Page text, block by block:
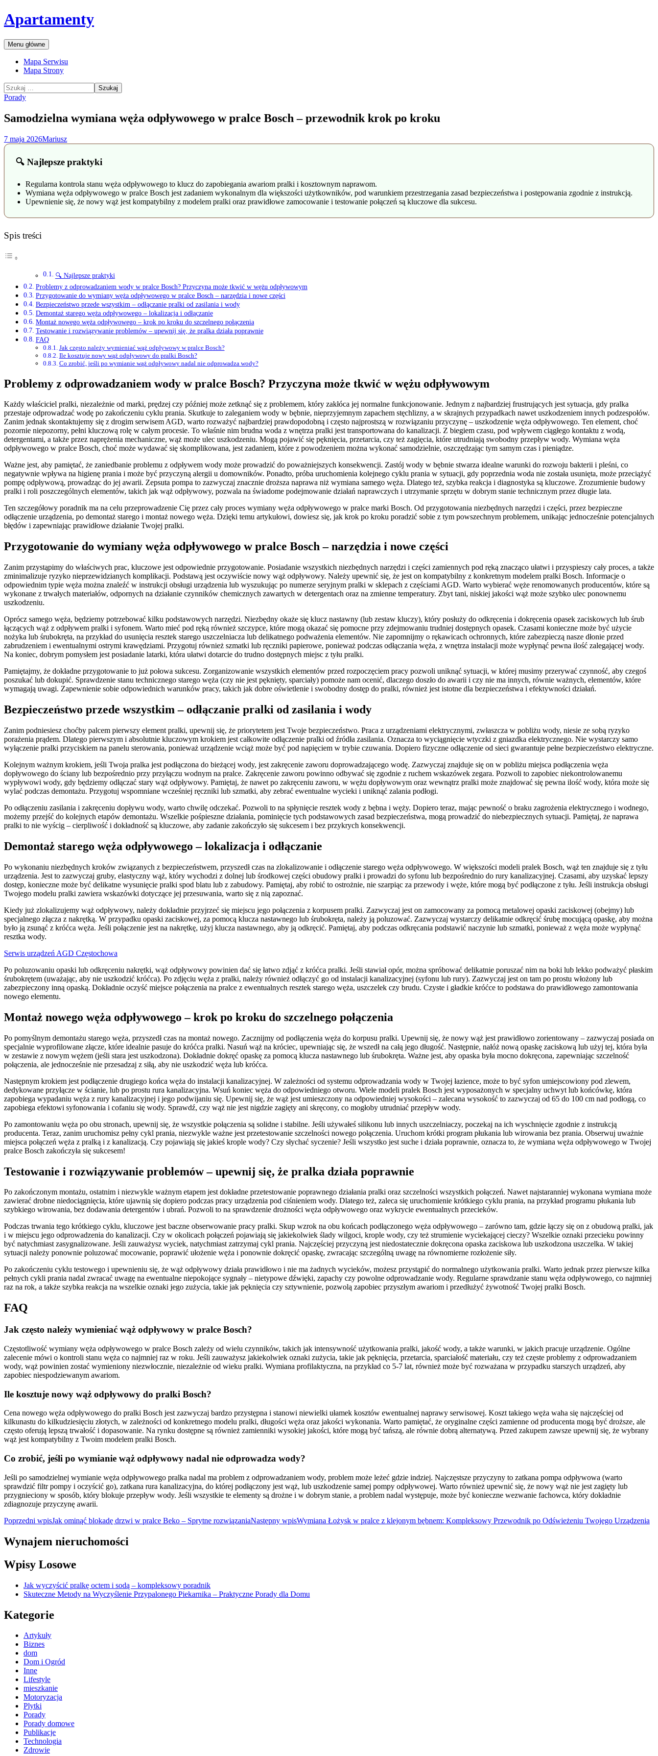
Przejdź
do
Apartamenty
Szukaj
Menu główne
Mapa Serwisu
Mapa Strony
Szukaj:
Porady
Samodzielna wymiana węża odpływowego w pralce Bosch – przewodnik krok po kroku
7 maja 2026Mariusz
🔍 Najlepsze praktyki
Regularna kontrola stanu węża odpływowego to klucz do zapobiegania awariom pralki i kosztownym naprawom.
Wymiana węża odpływowego w pralce Bosch jest zadaniem wykonalnym dla większości użytkowników, pod warunkiem przestrzegania zasad bezpieczeństwa i postępowania zgodnie z instrukcją.
Upewnienie się, że nowy wąż jest kompatybilny z modelem pralki oraz prawidłowe zamocowanie i testowanie połączeń są kluczowe dla sukcesu.
Spis treści
🔍 Najlepsze praktyki
Problemy z odprowadzaniem wody w pralce Bosch? Przyczyna może tkwić w wężu odpływowym
Przygotowanie do wymiany węża odpływowego w pralce Bosch – narzędzia i nowe części
Bezpieczeństwo przede wszystkim – odłączanie pralki od zasilania i wody
Demontaż starego węża odpływowego – lokalizacja i odłączanie
Montaż nowego węża odpływowego – krok po kroku do szczelnego połączenia
Testowanie i rozwiązywanie problemów – upewnij się, że pralka działa poprawnie
FAQ
Jak często należy wymieniać wąż odpływowy w pralce Bosch?
Ile kosztuje nowy wąż odpływowy do pralki Bosch?
Co zrobić, jeśli po wymianie wąż odpływowy nadal nie odprowadza wody?
Problemy z odprowadzaniem wody w pralce Bosch? Przyczyna może tkwić w wężu odpływowym
Każdy właściciel pralki, niezależnie od marki, prędzej czy później może zetknąć się z problemem, który zakłóca jej normalne funkcjonowanie. Jednym z najbardziej frustrujących jest sytuacja, gdy pralka
przestaje odprowadzać wodę po zakończeniu cyklu prania. Skutkuje to zaleganiem wody w bębnie, nieprzyjemnym zapachem stęchlizny, a w skrajnych przypadkach nawet uszkodzeniem innych podzespołów.
Zanim jednak skontaktujemy się z drogim serwisem AGD, warto rozważyć najbardziej prawdopodobną i często najprostszą w rozwiązaniu przyczynę – uszkodzenie węża odpływowego. Ten element, choć
pozornie niepozorny, pełni kluczową rolę w całym procesie. To właśnie nim brudna woda z wnętrza pralki jest transportowana do kanalizacji. Z biegiem czasu, pod wpływem ciągłego kontaktu z wodą,
detergentami, a także przez naprężenia mechaniczne, wąż może ulec uszkodzeniu. Mogą pojawić się pęknięcia, przetarcia, czy też zagięcia, które utrudniają swobodny przepływ wody. Wymiana węża
odpływowego w pralce Bosch, choć może wydawać się skomplikowana, jest zadaniem, które z powodzeniem można wykonać samodzielnie, oszczędzając tym samym czas i pieniądze.
Ważne jest, aby pamiętać, że zaniedbanie problemu z odpływem wody może prowadzić do poważniejszych konsekwencji. Zastój wody w bębnie stwarza idealne warunki do rozwoju bakterii i pleśni, co
negatywnie wpływa na higienę prania i może być przyczyną alergii u domowników. Ponadto, próba uruchomienia kolejnego cyklu prania w sytuacji, gdy poprzednia woda nie została usunięta, może przeciążyć
pompę odpływową, prowadząc do jej awarii. Zepsuta pompa to zazwyczaj znacznie droższa naprawa niż wymiana samego węża. Dlatego też, szybka reakcja i diagnostyka są kluczowe. Zrozumienie budowy
pralki i roli poszczególnych elementów, takich jak wąż odpływowy, pozwala na świadome podejmowanie działań naprawczych i utrzymanie sprzętu w dobrym stanie technicznym przez długie lata.
Ten szczegółowy poradnik ma na celu przeprowadzenie Cię przez cały proces wymiany węża odpływowego w pralce marki Bosch. Od przygotowania niezbędnych narzędzi i części, przez bezpieczne
odłączenie urządzenia, po demontaż starego i montaż nowego węża. Dzięki temu artykułowi, dowiesz się, jak krok po kroku poradzić sobie z tym powszechnym problemem, unikając jednocześnie potencjalnych
błędów i zapewniając prawidłowe działanie Twojej pralki.
Przygotowanie do wymiany węża odpływowego w pralce Bosch – narzędzia i nowe części
Zanim przystąpimy do właściwych prac, kluczowe jest odpowiednie przygotowanie. Posiadanie wszystkich niezbędnych narzędzi i części zamiennych pod ręką znacząco ułatwi i przyspieszy cały proces, a także
zminimalizuje ryzyko nieprzewidzianych komplikacji. Podstawą jest oczywiście nowy wąż odpływowy. Należy upewnić się, że jest on kompatybilny z konkretnym modelem pralki Bosch. Informacje o
odpowiednim typie węża można znaleźć w instrukcji obsługi urządzenia lub wyszukując po numerze seryjnym pralki w sklepach z częściami AGD. Warto wybierać węże renomowanych producentów, które są
wykonane z trwałych materiałów, odpornych na działanie czynników chemicznych zawartych w detergentach oraz na zmienne temperatury. Zbyt tani, niskiej jakości wąż może szybko ulec ponownemu
uszkodzeniu.
Oprócz samego węża, będziemy potrzebować kilku podstawowych narzędzi. Niezbędny okaże się klucz nastawny (lub zestaw kluczy), który posłuży do odkręcenia i dokręcenia opasek zaciskowych lub śrub
łączących wąż z odpływem pralki i syfonem. Warto mieć pod ręką również szczypce, które mogą okazać się pomocne przy zdejmowaniu trudniej dostępnych opasek. Czasami konieczne może być użycie
nożyka lub śrubokręta, na przykład do usunięcia resztek starego uszczelniacza lub delikatnego podważenia elementów. Nie zapomnijmy o rękawicach ochronnych, które zabezpieczą nasze dłonie przed
zabrudzeniem i ewentualnymi ostrymi krawędziami. Przygotuj również szmatki lub ręczniki papierowe, ponieważ podczas odłączania węża, z wnętrza instalacji może wypłynąć pewna ilość zalegającej wody.
Na koniec, dobrym pomysłem jest posiadanie latarki, która ułatwi dotarcie do trudno dostępnych miejsc z tyłu pralki.
Pamiętajmy, że dokładne przygotowanie to już połowa sukcesu. Zorganizowanie wszystkich elementów przed rozpoczęciem pracy pozwoli uniknąć sytuacji, w której musimy przerywać czynność, aby czegoś
poszukać lub dokupić. Sprawdzenie stanu technicznego starego węża (czy nie jest pęknięty, sparciały) pomoże nam ocenić, dlaczego doszło do awarii i czy nie ma innych, równie ważnych, elementów, które
wymagają uwagi. Zapewnienie sobie odpowiednich warunków pracy, takich jak dobre oświetlenie i swobodny dostęp do pralki, również jest istotne dla bezpieczeństwa i efektywności działań.
Bezpieczeństwo przede wszystkim – odłączanie pralki od zasilania i wody
Zanim podniesiesz choćby palcem pierwszy element pralki, upewnij się, że priorytetem jest Twoje bezpieczeństwo. Praca z urządzeniami elektrycznymi, zwłaszcza w pobliżu wody, niesie ze sobą ryzyko
porażenia prądem. Dlatego pierwszym i absolutnie kluczowym krokiem jest całkowite odłączenie pralki od źródła zasilania. Oznacza to wyciągnięcie wtyczki z gniazdka elektrycznego. Nie wystarczy samo
wyłączenie pralki przyciskiem na panelu sterowania, ponieważ urządzenie wciąż może być pod napięciem w trybie czuwania. Dopiero fizyczne odłączenie od sieci gwarantuje pełne bezpieczeństwo elektryczne.
Kolejnym ważnym krokiem, jeśli Twoja pralka jest podłączona do bieżącej wody, jest zakręcenie zaworu doprowadzającego wodę. Zazwyczaj znajduje się on w pobliżu miejsca podłączenia węża
dopływowego do ściany lub bezpośrednio przy przyłączu wodnym na pralce. Zakręcenie zaworu powinno odbywać się zgodnie z ruchem wskazówek zegara. Pozwoli to zapobiec niekontrolowanemu
wypływowi wody, gdy będziemy odłączać stary wąż odpływowy. Pamiętaj, że nawet po zakręceniu zaworu, w wężu dopływowym oraz wewnątrz pralki może znajdować się pewna ilość wody, która może się
wylać podczas demontażu. Przygotuj wspomniane wcześniej ręczniki lub szmatki, aby zebrać ewentualne wycieki i uniknąć zalania podłogi.
Po odłączeniu zasilania i zakręceniu dopływu wody, warto chwilę odczekać. Pozwoli to na spłynięcie resztek wody z bębna i węży. Dopiero teraz, mając pewność o braku zagrożenia elektrycznego i wodnego,
możemy przejść do kolejnych etapów demontażu. Wszelkie pośpieszne działania, pominięcie tych podstawowych zasad bezpieczeństwa, mogą prowadzić do niebezpiecznych sytuacji. Pamiętaj, że naprawa
pralki to nie wyścig – cierpliwość i dokładność są kluczowe, aby zadanie zakończyło się sukcesem i bez przykrych konsekwencji.
Demontaż starego węża odpływowego – lokalizacja i odłączanie
Po wykonaniu niezbędnych kroków związanych z bezpieczeństwem, przyszedł czas na zlokalizowanie i odłączenie starego węża odpływowego. W większości modeli pralek Bosch, wąż ten znajduje się z tyłu
urządzenia. Jest to zazwyczaj gruby, elastyczny wąż, który wychodzi z dolnej lub środkowej części obudowy pralki i prowadzi do syfonu lub bezpośrednio do rury kanalizacyjnej. Czasami, aby uzyskać lepszy
dostęp, konieczne może być delikatne wysunięcie pralki spod blatu lub z zabudowy. Pamiętaj, aby robić to ostrożnie, nie szarpiąc za przewody i węże, które mogą być podłączone z tyłu. Jeśli instrukcja obsługi
Twojego modelu pralki zawiera wskazówki dotyczące jej przesuwania, warto się z nią zapoznać.
Kiedy już zlokalizujemy wąż odpływowy, należy dokładnie przyjrzeć się miejscu jego połączenia z korpusem pralki. Zazwyczaj jest on zamocowany za pomocą metalowej opaski zaciskowej (obejmy) lub
specjalnego złącza z nakrętką. W przypadku opaski zaciskowej, za pomocą klucza nastawnego lub śrubokręta, należy ją poluzować. Zazwyczaj wystarczy delikatnie odkręcić śrubę mocującą opaskę, aby można
było ją zsunąć z króćca węża. Jeśli połączenie jest na nakrętkę, użyj klucza nastawnego, aby ją odkręcić. Pamiętaj, aby podczas odkręcania podstawić naczynie lub szmatki, ponieważ z węża może wypłynąć
resztka wody.
Serwis urządzeń AGD Częstochowa
Po poluzowaniu opaski lub odkręceniu nakrętki, wąż odpływowy powinien dać się łatwo zdjąć z króćca pralki. Jeśli stawiał opór, można spróbować delikatnie poruszać nim na boki lub lekko podważyć płaskim
śrubokrętem (uważając, aby nie uszkodzić króćca). Po zdjęciu węża z pralki, należy również odłączyć go od instalacji kanalizacyjnej (syfonu lub rury). Zazwyczaj jest on tam po prostu włożony lub
zabezpieczony inną opaską. Dokładnie oczyść miejsce połączenia na pralce z ewentualnych resztek starego węża, uszczelek czy brudu. Czyste i gładkie króćce to podstawa do prawidłowego zamontowania
nowego elementu.
Montaż nowego węża odpływowego – krok po kroku do szczelnego połączenia
Po pomyślnym demontażu starego węża, przyszedł czas na montaż nowego. Zacznijmy od podłączenia węża do korpusu pralki. Upewnij się, że nowy wąż jest prawidłowo zorientowany – zazwyczaj posiada on
specjalnie wyprofilowane złącze, które idealnie pasuje do króćca pralki. Nasuń wąż na króciec, upewniając się, że wszedł na całą jego długość. Następnie, nałóż nową opaskę zaciskową lub użyj tej, która była
w zestawie z nowym wężem (jeśli stara jest uszkodzona). Dokładnie dokręć opaskę za pomocą klucza nastawnego lub śrubokręta. Ważne jest, aby opaska była mocno dokręcona, zapewniając szczelność
połączenia, ale jednocześnie nie przesadzaj z siłą, aby nie uszkodzić węża lub króćca.
Następnym krokiem jest podłączenie drugiego końca węża do instalacji kanalizacyjnej. W zależności od systemu odprowadzania wody w Twojej łazience, może to być syfon umiejscowiony pod zlewem,
dedykowane przyłącze w ścianie, lub po prostu rura kanalizacyjna. Wsuń koniec węża do odpowiedniego otworu. Wiele modeli pralek Bosch jest wyposażonych w specjalny uchwyt lub końcówkę, która
zapobiega wypadaniu węża z rury kanalizacyjnej i jego podwijaniu się. Upewnij się, że wąż jest umieszczony na odpowiedniej wysokości – zalecana wysokość to zazwyczaj od 65 do 100 cm nad podłogą, co
zapobiega efektowi syfonowania i cofaniu się wody. Sprawdź, czy wąż nie jest nigdzie zagięty ani skręcony, co mogłoby utrudniać przepływ wody.
Po zamontowaniu węża po obu stronach, upewnij się, że wszystkie połączenia są solidne i stabilne. Jeśli używałeś silikonu lub innych uszczelniaczy, poczekaj na ich wyschnięcie zgodnie z instrukcją
producenta. Teraz, zanim uruchomisz pełny cykl prania, niezwykle ważne jest przetestowanie szczelności nowego połączenia. Uruchom krótki program płukania lub wirowania bez prania. Obserwuj uważnie
miejsca połączeń węża z pralką i z kanalizacją. Czy pojawiają się jakieś krople wody? Czy słychać syczenie? Jeśli wszystko jest suche i działa poprawnie, oznacza to, że wymiana węża odpływowego w Twojej
pralce Bosch zakończyła się sukcesem!
Testowanie i rozwiązywanie problemów – upewnij się, że pralka działa poprawnie
Po zakończonym montażu, ostatnim i niezwykle ważnym etapem jest dokładne przetestowanie poprawnego działania pralki oraz szczelności wszystkich połączeń. Nawet najstaranniej wykonana wymiana może
zawierać drobne niedociągnięcia, które ujawnią się dopiero podczas pracy urządzenia pod ciśnieniem wody. Dlatego też, zaleca się uruchomienie krótkiego cyklu prania, na przykład programu płukania lub
szybkiego wirowania, bez dodawania detergentów i ubrań. Pozwoli to na sprawdzenie drożności węża odpływowego oraz wykrycie ewentualnych przecieków.
Podczas trwania tego krótkiego cyklu, kluczowe jest baczne obserwowanie pracy pralki. Skup wzrok na obu końcach podłączonego węża odpływowego – zarówno tam, gdzie łączy się on z obudową pralki, jak
i w miejscu jego odprowadzenia do kanalizacji. Czy w okolicach połączeń pojawiają się jakiekolwiek ślady wilgoci, krople wody, czy też strumienie wyciekającej cieczy? Wszelkie oznaki przecieku powinny
być natychmiast zasygnalizowane. Jeśli zauważysz wyciek, natychmiast zatrzymaj cykl prania. Najczęściej przyczyną jest niedostatecznie dokręcona opaska zaciskowa lub uszkodzona uszczelka. W takiej
sytuacji należy ponownie poluzować mocowanie, poprawić ułożenie węża i ponownie dokręcić opaskę, zwracając szczególną uwagę na równomierne rozłożenie siły.
Po zakończeniu cyklu testowego i upewnieniu się, że wąż odpływowy działa prawidłowo i nie ma żadnych wycieków, możesz przystąpić do normalnego użytkowania pralki. Warto jednak przez pierwsze kilka
pełnych cykli prania nadal zwracać uwagę na ewentualne niepokojące sygnały – nietypowe dźwięki, zapachy czy powolne odprowadzanie wody. Regularne sprawdzanie stanu węża odpływowego, co najmniej
raz na rok, a także szybka reakcja na wszelkie oznaki jego zużycia, takie jak pęknięcia czy sztywnienie, pozwolą zapobiec przyszłym awariom i przedłużyć żywotność Twojej pralki Bosch.
FAQ
Jak często należy wymieniać wąż odpływowy w pralce Bosch?
Częstotliwość wymiany węża odpływowego w pralce Bosch zależy od wielu czynników, takich jak intensywność użytkowania pralki, jakość wody, a także warunki, w jakich pracuje urządzenie. Ogólne
zalecenie mówi o kontroli stanu węża co najmniej raz w roku. Jeśli zauważysz jakiekolwiek oznaki zużycia, takie jak pęknięcia, przetarcia, sparciałość materiału, czy też częste problemy z odprowadzaniem
wody, wąż powinien zostać wymieniony niezwłocznie, niezależnie od wieku pralki. Wymiana profilaktyczna, na przykład co 5-7 lat, również może być rozważana w przypadku starszych urządzeń, aby
zapobiec niespodziewanym awariom.
Ile kosztuje nowy wąż odpływowy do pralki Bosch?
Cena nowego węża odpływowego do pralki Bosch jest zazwyczaj bardzo przystępna i stanowi niewielki ułamek kosztów ewentualnej naprawy serwisowej. Koszt takiego węża waha się najczęściej od
kilkunastu do kilkudziesięciu złotych, w zależności od konkretnego modelu pralki, długości węża oraz jakości wykonania. Warto pamiętać, że oryginalne części zamienne od producenta mogą być droższe, ale
często oferują lepszą trwałość i dopasowanie. Na rynku dostępne są również zamienniki wysokiej jakości, które mogą być tańszą, ale równie dobrą alternatywą. Przed zakupem zawsze upewnij się, że wybrany
wąż jest kompatybilny z Twoim modelem pralki Bosch.
Co zrobić, jeśli po wymianie wąż odpływowy nadal nie odprowadza wody?
Jeśli po samodzielnej wymianie węża odpływowego pralka nadal ma problem z odprowadzaniem wody, problem może leżeć gdzie indziej. Najczęstsze przyczyny to zatkana pompa odpływowa (warto
sprawdzić filtr pompy i oczyścić go), zatkana rura kanalizacyjna, do której podłączony jest wąż, lub uszkodzenie samej pompy odpływowej. Warto również upewnić się, że nowy wąż nie jest zagięty lub
przygnieciony w sposób, który blokuje przepływ wody. Jeśli wszystkie te elementy są drożne i w dobrym stanie, a problem nadal występuje, może być konieczne wezwanie fachowca, który dokładnie
zdiagnozuje przyczynę awarii.
Nawigacja
wpisu
Poprzedni wpisJak ominąć blokadę drzwi w pralce Beko – Sprytne rozwiązaniaNastępny wpisWymiana Łożysk w pralce z klejonym bębnem: Kompleksowy Przewodnik po Odświeżeniu Twojego Urządzenia
Wynajem nieruchomości
Wpisy Losowe
Jak wyczyścić pralkę octem i sodą – kompleksowy poradnik
Skuteczne Metody na Wyczyślenie Przypalonego Piekarnika – Praktyczne Porady dla Domu
Kategorie
Artykuły
Biznes
dom
Dom i Ogród
Inne
Lifestyle
mieszkanie
Motoryzacja
Plytki
Porady
Porady domowe
Publikacje
Technologia
Zdrowie